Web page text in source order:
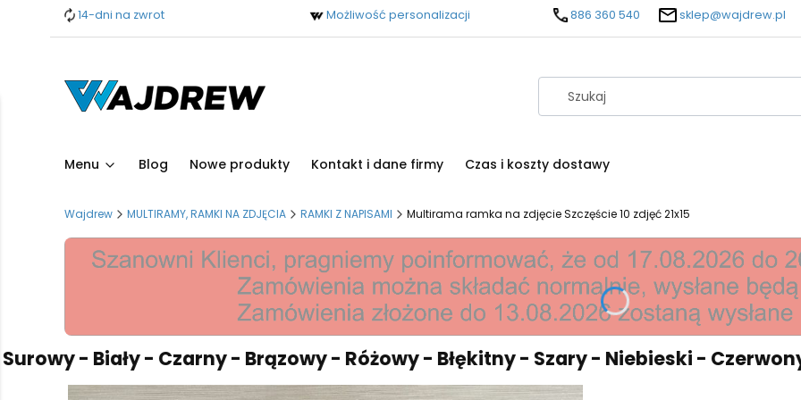
14-dni na zwrot Możliwość personalizacji 886 360 540 sklep@wajdrew.pl
Menu Blog Nowe produkty Kontakt i dane firmy Czas i koszty dostawy
Wajdrew MULTIRAMY, RAMKI NA ZDJĘCIA RAMKI Z NAPISAMI Multirama ramka na zdjęcie Szczęście 10 zdjęć 21x15
- Biały - Czarny - Brązowy - Różowy - Błękitny - Szary - Niebieski - Czerwony -